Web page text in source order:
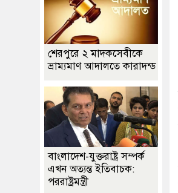
শেরপুরে ২ মাদকসেবীকে
ভ্রাম্যমাণ আদালতে কারাদন্ড
বাংলাদেশ-যুক্তরাষ্ট্র সম্পর্ক
এখন অত্যন্ত ইতিবাচক:
পররাষ্ট্রমন্ত্রী